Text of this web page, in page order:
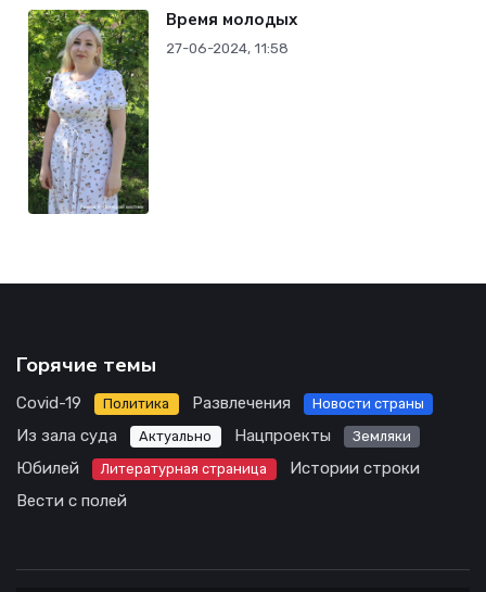
Время молодых
27-06-2024, 11:58
Горячие темы
Covid-19 Политика Развлечения Новости страны
Из зала суда Актуально Нацпроекты Земляки
Юбилей Литературная страница
Истории строки
Вести с полей